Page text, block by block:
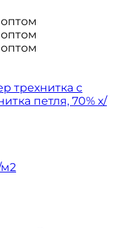
трехнитка с
петля, 70% х/